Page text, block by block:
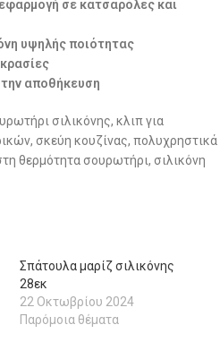
σε κατσαρόλες και
υψηλής ποιότητας
αποθήκευση
σιλικόνης, κλιπ για
σκεύη κουζίνας, πολυχρηστικά
θερμότητα σουρωτήρι, σιλικόνη
Σπάτουλα μαρίζ σιλικόνης
28εκ
22 Οκτωβρίου 2024
Παρόμοια θέματα